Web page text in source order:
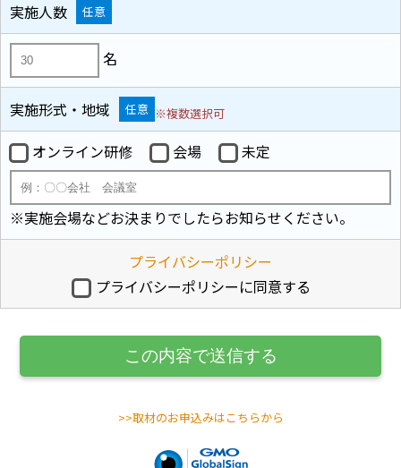
実施人数 任意
名
実施形式・地域 任意 ※複数選択可
オンライン研修 会場 未定
※実施会場などお決まりでしたらお知らせください。
プライバシーポリシー
プライバシーポリシーに同意する
>>取材のお申込みはこちらから